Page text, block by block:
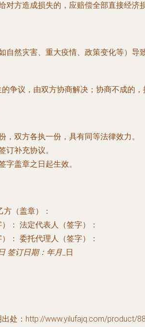
对方造成损失的，应赔偿全部直接经济损
自然灾害、重大疫情、政策变化等）导
争议，由双方协商解决；协商不成的
，双方各执一份，具有同等法律效力。
订补充协议。
字盖章之日起生效。
（盖章）：
： 法定代表人（签字）：
： 委托代理人（签字）：
签订日期： 年月 _日
处：http://www.yilufajq.com/product/